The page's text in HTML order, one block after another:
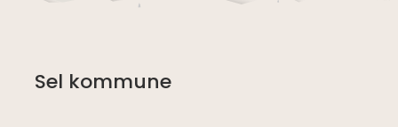
Sel kommune